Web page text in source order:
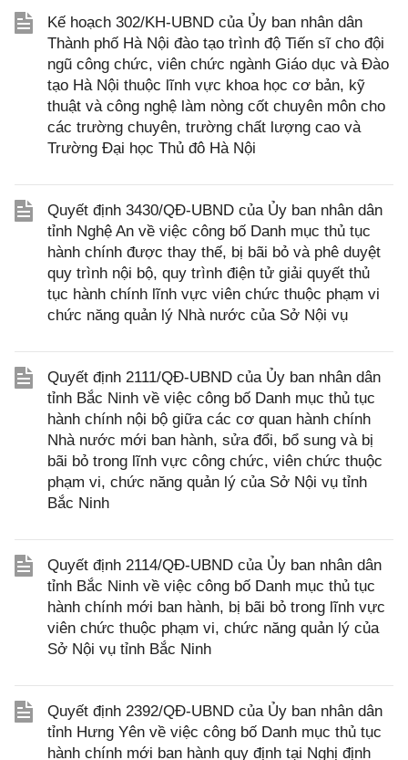
Kế hoạch 302/KH-UBND của Ủy ban nhân dân
Thành phố Hà Nội đào tạo trình độ Tiến sĩ cho đội
ngũ công chức, viên chức ngành Giáo dục và Đào
tạo Hà Nội thuộc lĩnh vực khoa học cơ bản, kỹ
thuật và công nghệ làm nòng cốt chuyên môn cho
các trường chuyên, trường chất lượng cao và
Trường Đại học Thủ đô Hà Nội
Quyết định 3430/QĐ-UBND của Ủy ban nhân dân
tỉnh Nghệ An về việc công bố Danh mục thủ tục
hành chính được thay thế, bị bãi bỏ và phê duyệt
quy trình nội bộ, quy trình điện tử giải quyết thủ
tục hành chính lĩnh vực viên chức thuộc phạm vi
chức năng quản lý Nhà nước của Sở Nội vụ
Quyết định 2111/QĐ-UBND của Ủy ban nhân dân
tỉnh Bắc Ninh về việc công bố Danh mục thủ tục
hành chính nội bộ giữa các cơ quan hành chính
Nhà nước mới ban hành, sửa đổi, bổ sung và bị
bãi bỏ trong lĩnh vực công chức, viên chức thuộc
phạm vi, chức năng quản lý của Sở Nội vụ tỉnh
Bắc Ninh
Quyết định 2114/QĐ-UBND của Ủy ban nhân dân
tỉnh Bắc Ninh về việc công bố Danh mục thủ tục
hành chính mới ban hành, bị bãi bỏ trong lĩnh vực
viên chức thuộc phạm vi, chức năng quản lý của
Sở Nội vụ tỉnh Bắc Ninh
Quyết định 2392/QĐ-UBND của Ủy ban nhân dân
tỉnh Hưng Yên về việc công bố Danh mục thủ tục
hành chính mới ban hành quy định tại Nghị định